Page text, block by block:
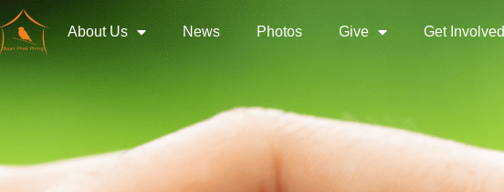
About Us News Photos Give Get Involved